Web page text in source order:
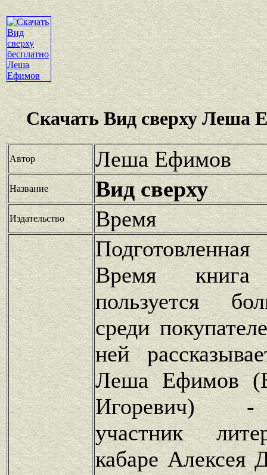
Скачать Вид сверху Леша
Автор Леша Ефимов
Название Вид сверху
Издательство Время
Время
пользуется
среди
ней
Леша Ефимов
Игоревич) -
участник
кабаре Алексея